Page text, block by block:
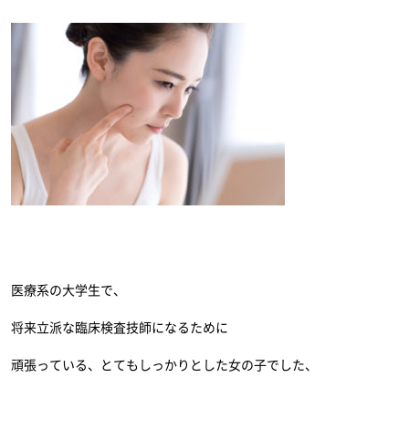
医療系の大学生で、
将来立派な臨床検査技師になるために
頑張っている、とてもしっかりとした女の子でした、